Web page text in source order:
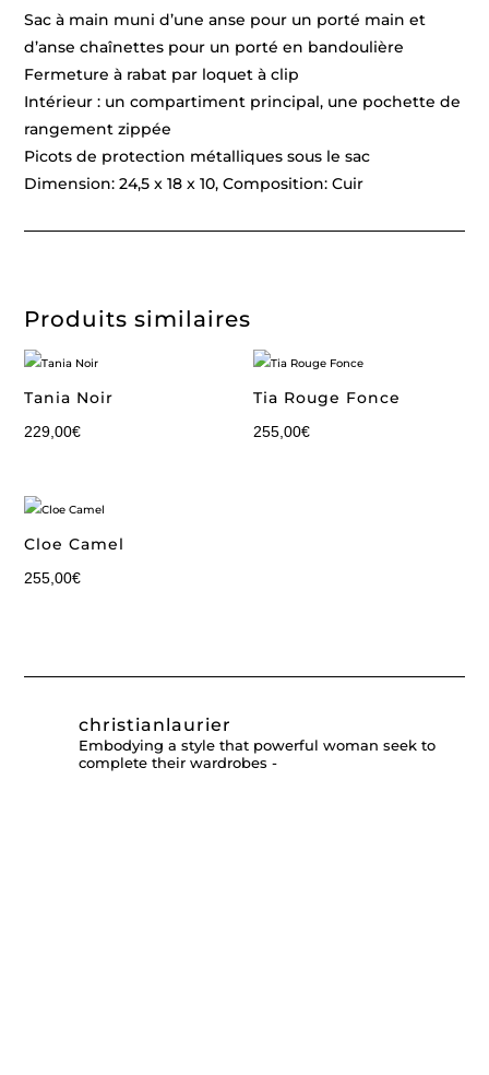
Sac à main muni d’une anse pour un porté main et
d’anse chaînettes pour un porté en bandoulière
Fermeture à rabat par loquet à clip
Intérieur : un compartiment principal, une pochette de
rangement zippée
Picots de protection métalliques sous le sac
Dimension: 24,5 x 18 x 10, Composition: Cuir
Produits similaires
Tania Noir
229,00€
Tia Rouge Fonce
255,00€
Cloe Camel
255,00€
christianlaurier
Embodying a style that powerful woman seek to
complete their wardrobes -